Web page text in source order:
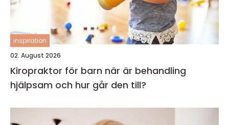
inspiration
02. August 2026
Kiropraktor för barn när är behandling
hjälpsam och hur går den till?